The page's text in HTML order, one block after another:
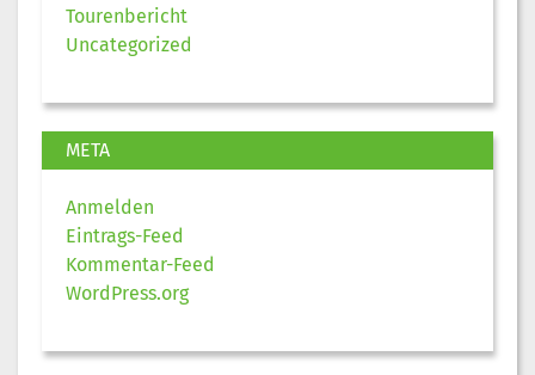
Tourenbericht
Uncategorized
META
Anmelden
Eintrags-Feed
Kommentar-Feed
WordPress.org